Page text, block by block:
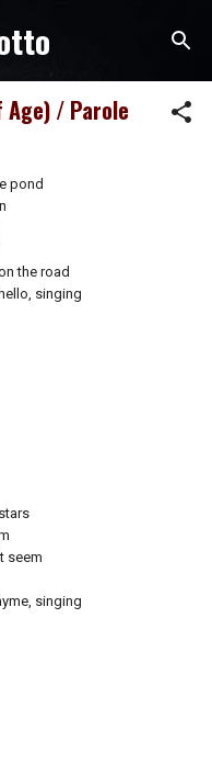
Age) / Parole
pond
the road
singing
seem
singing